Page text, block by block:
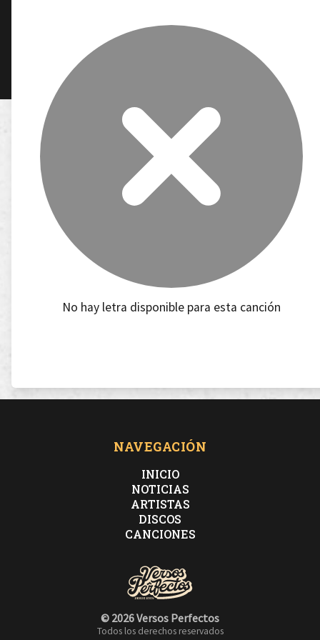
No hay letra disponible para esta canción
NAVEGACIÓN
INICIO
NOTICIAS
ARTISTAS
DISCOS
CANCIONES
© 2026 Versos Perfectos
Todos los derechos reservados